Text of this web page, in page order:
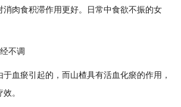
肉食积滞作用更好。日常中食欲不振的女
不调
瘀引起的，而山楂具有活血化瘀的作用，
。